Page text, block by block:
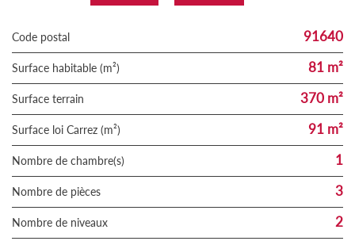
Code postal 91640
Surface habitable (m²) 81 m²
surface terrain 370 m²
Surface loi Carrez (m²) 91 m²
Nombre de chambre(s) 1
Nombre de pièces 3
Nombre de niveaux 2